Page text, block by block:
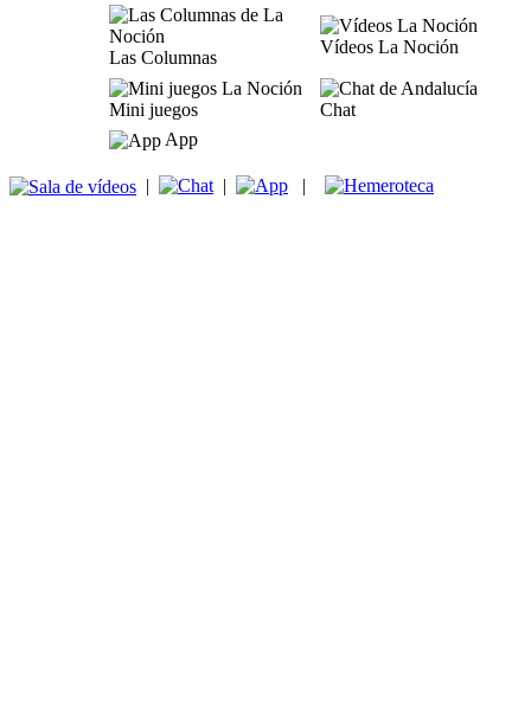
Las Columnas
Vídeos La Noción
Mini juegos
Chat
App
| | |